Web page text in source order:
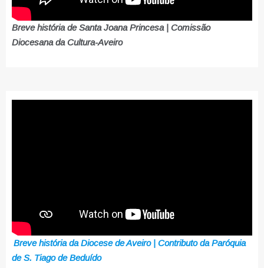
Breve história de Santa Joana Princesa | Comissão
Diocesana da Cultura-Aveiro
Breve história da Diocese de Aveiro | Contributo da Paróquia
de S. Tiago de Beduído